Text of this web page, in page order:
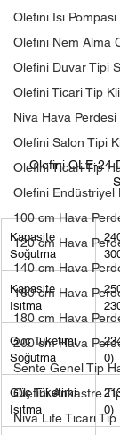
Olefini Isı Pompası
Olefini Nem Alma
Olefini Duvar Tipi
Olefini Ticari Tip
Niva Hava Perdesi
Olefini Salon Tipi
Olefini Ticari Tip
Olefini Endüstriyel
100 cm Hava
120 cm Hava
140 cm Hava
160 cm Hava
180 cm Hava
200 cm Hava
Sente Genel Tip
Olefini Ankastre
Niva Life Ticari
Olefini OLE-24
Kapasite
Soğutma
Kapasite
Isıtma
Güç Tüketimi
Soğutma
0)
Güç Tüketimi
Isıtma
0)